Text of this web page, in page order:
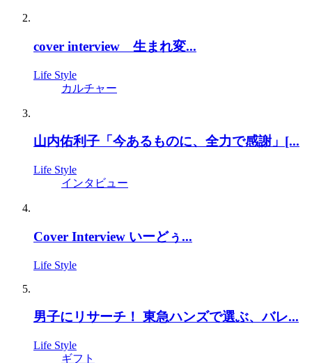
cover interview 生まれ変...
Life Style
カルチャー
山内佑利子「今あるものに、全力で感謝」[...
Life Style
インタビュー
Cover Interview いーどぅ...
Life Style
男子にリサーチ！ 東急ハンズで選ぶ、バレ...
Life Style
ギフト